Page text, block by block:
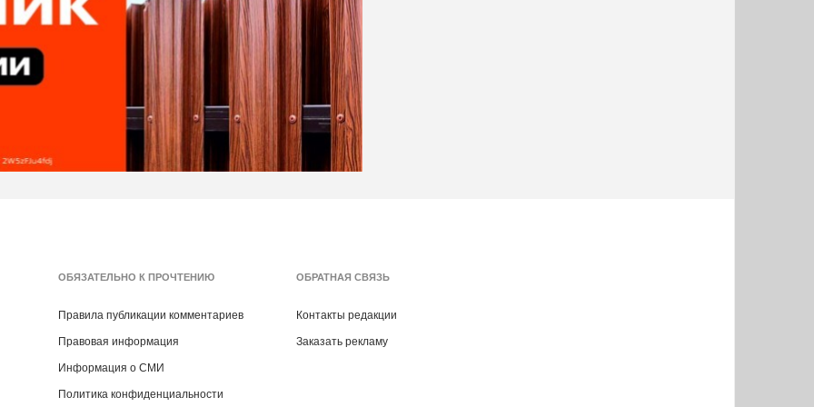
ОБЯЗАТЕЛЬНО К ПРОЧТЕНИЮ
Правила публикации комментариев
Правовая информация
Информация о СМИ
Политика конфиденциальности
ОБРАТНАЯ СВЯЗЬ
Контакты редакции
Заказать рекламу